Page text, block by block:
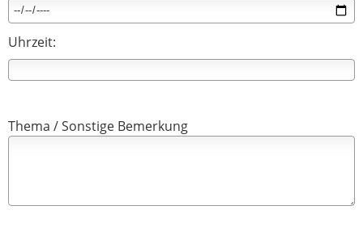
Uhrzeit:
Thema / Sonstige Bemerkung